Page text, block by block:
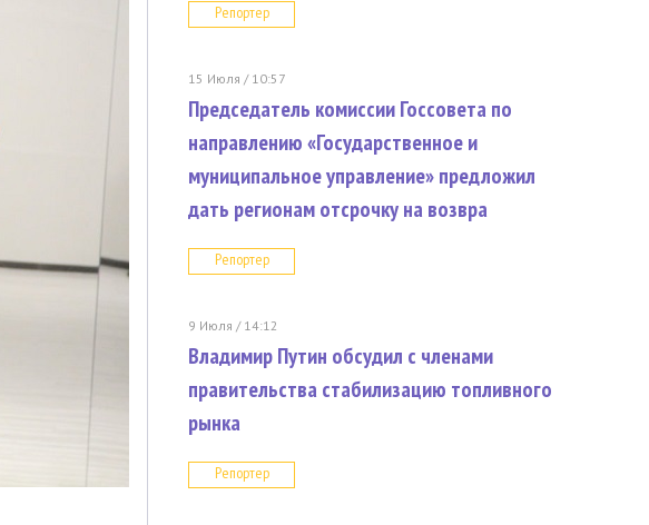
Репортер
15 Июля / 10:57
Председатель комиссии Госсовета по
направлению «Государственное и
муниципальное управление» предложил
дать регионам отсрочку на возвра
Репортер
9 Июля / 14:12
Владимир Путин обсудил с членами
правительства стабилизацию топливного
рынка
Репортер